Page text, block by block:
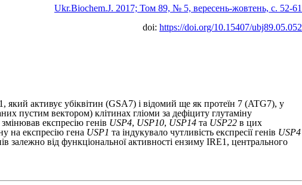
Ukr.Biochem.J. 2017; Том 89, № 5, вересень-жовтень, c. 52-61
doi: https://doi.org/10.15407/ubj89.05.052
який активує убіквітин (GSA7) і відомий ще як про­теїн 7 (ATG7), у
пустим вектором) клітинах гліоми за дефіциту глутаміну
експресію генів USP4, USP10, USP14 та USP22 в цих
на експресію гена USP1 та індукувало чутливість експресії генів USP4
залежно від функціональної активності ензиму IRE1, центрального